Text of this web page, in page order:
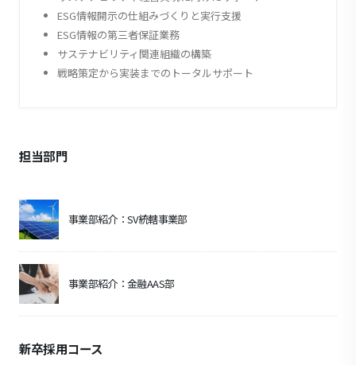
ESG情報開示の仕組みづくりと実行支援
ESG情報の第三者保証業務
サステナビリティ関連組織の構築
戦略策定から実装までのトータルサポート
担当部門
事業部紹介：SV統轄事業部
事業部紹介：金融AAS部
新卒採用コース